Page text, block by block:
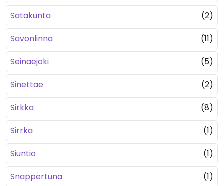
Satakunta
(2)
Savonlinna
(11)
Seinaejoki
(5)
Sinettae
(2)
Sirkka
(8)
Sirrka
(1)
Siuntio
(1)
Snappertuna
(1)